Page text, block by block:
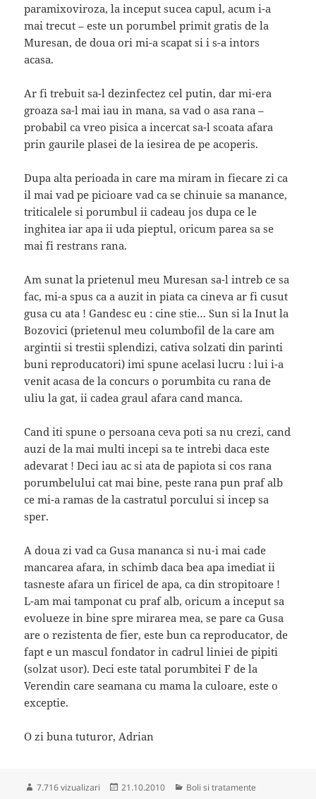
paramixoviroza, la inceput sucea capul, acum i-a
mai trecut – este un porumbel primit gratis de la
Muresan, de doua ori mi-a scapat si i s-a intors
acasa.
Ar fi trebuit sa-l dezinfectez cel putin, dar mi-era
groaza sa-l mai iau in mana, sa vad o asa rana –
probabil ca vreo pisica a incercat sa-l scoata afara
prin gaurile plasei de la iesirea de pe acoperis.
Dupa alta perioada in care ma miram in fiecare zi ca
il mai vad pe picioare vad ca se chinuie sa manance,
triticalele si porumbul ii cadeau jos dupa ce le
inghitea iar apa ii uda pieptul, oricum parea sa se
mai fi restrans rana.
Am sunat la prietenul meu Muresan sa-l intreb ce sa
fac, mi-a spus ca a auzit in piata ca cineva ar fi cusut
gusa cu ata ! Gandesc eu : cine stie… Sun si la Inut la
Bozovici (prietenul meu columbofil de la care am
argintii si trestii splendizi, cativa solzati din parinti
buni reproducatori) imi spune acelasi lucru : lui i-a
venit acasa de la concurs o porumbita cu rana de
uliu la gat, ii cadea graul afara cand manca.
Cand iti spune o persoana ceva poti sa nu crezi, cand
auzi de la mai multi incepi sa te intrebi daca este
adevarat ! Deci iau ac si ata de papiota si cos rana
porumbelului cat mai bine, peste rana pun praf alb
ce mi-a ramas de la castratul porcului si incep sa
sper.
A doua zi vad ca Gusa mananca si nu-i mai cade
mancarea afara, in schimb daca bea apa imediat ii
tasneste afara un firicel de apa, ca din stropitoare !
L-am mai tamponat cu praf alb, oricum a inceput sa
evolueze in bine spre mirarea mea, se pare ca Gusa
are o rezistenta de fier, este bun ca reproducator, de
fapt e un mascul fondator in cadrul liniei de pipiti
(solzat usor). Deci este tatal porumbitei F de la
Verendin care seamana cu mama la culoare, este o
exceptie.
O zi buna tuturor, Adrian
7.716 vizualizari
Publicat
21.10.2010 Categorii
Boli si tratamente